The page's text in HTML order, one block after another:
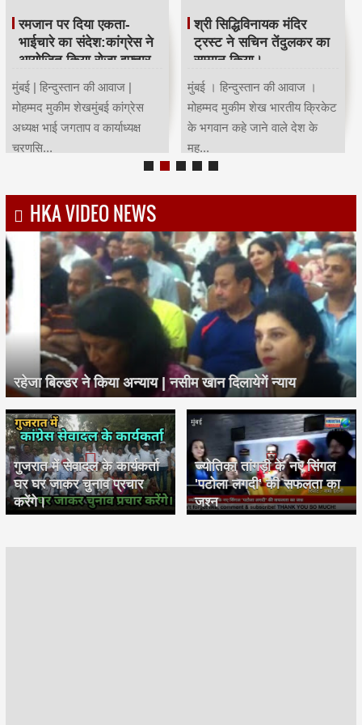
रमजान पर दिया एकता-
भाईचारे का संदेश:कांग्रेस ने
आयोजित किया रोजा इफ्तार
मुंबई | हिन्दुस्तान की आवाज |
मोहम्मद मुकीम शेखमुंबई कांग्रेस
अध्यक्ष भाई जगताप व कार्याध्यक्ष
चरणसि...
श्री सिद्धिविनायक मंदिर
ट्रस्ट ने सचिन तेंदुलकर का
सम्मान किया।
मुंबई । हिन्दुस्तान की आवाज ।
मोहम्मद मुकीम शेख भारतीय क्रिकेट
के भगवान कहे जाने वाले देश के
मह...
HKA VIDEO NEWS
रहेजा बिल्डर ने किया अन्याय | नसीम खान दिलायेगें न्याय
गुजरात में सेवादल के कार्यकर्ता
घर घर जाकर चुनाव प्रचार
करेंगे।
ज्योतिका तांगड़ी के नए सिंगल
'पटोला लगदी' की सफलता का
जश्न